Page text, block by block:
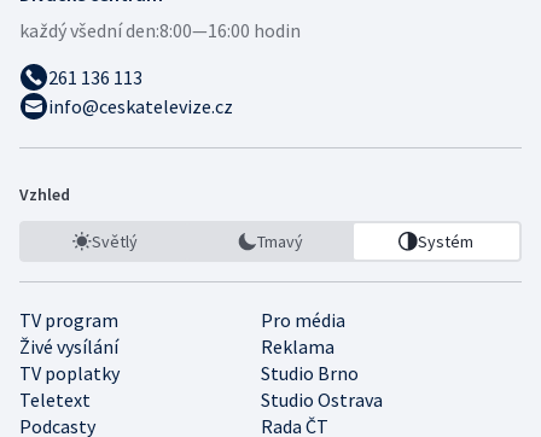
každý všední den:8:00—16:00 hodin
261 136 113
info@ceskatelevize.cz
Vzhled
Světlý Tmavý Systém
TV program
Pro média
Živé vysílání
Reklama
TV poplatky
Studio Brno
Teletext
Studio Ostrava
Podcasty
Rada ČT